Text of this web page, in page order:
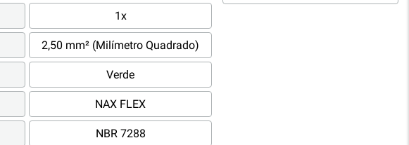
1x
2,50 mm² (Milímetro Quadrado)
Verde
NAX FLEX
NBR 7288